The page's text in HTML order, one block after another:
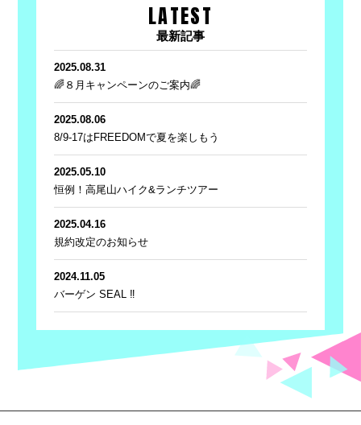
LATEST
最新記事
2025.08.31
🌈８月キャンペーンのご案内🌈
2025.08.06
8/9-17はFREEDOMで夏を楽しもう
2025.05.10
恒例！高尾山ハイク&ランチツアー
2025.04.16
規約改定のお知らせ
2024.11.05
バーゲン SEAL ‼